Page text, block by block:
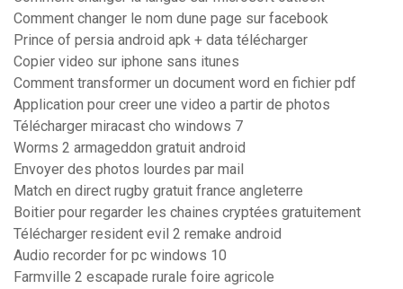
Comment changer le nom dune page sur facebook
Prince of persia android apk + data télécharger
Copier video sur iphone sans itunes
Comment transformer un document word en fichier pdf
Application pour creer une video a partir de photos
Télécharger miracast cho windows 7
Worms 2 armageddon gratuit android
Envoyer des photos lourdes par mail
Match en direct rugby gratuit france angleterre
Boitier pour regarder les chaines cryptées gratuitement
Télécharger resident evil 2 remake android
Audio recorder for pc windows 10
Farmville 2 escapade rurale foire agricole